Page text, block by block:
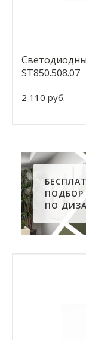
ST850.508.07
2 110 руб.
ПО